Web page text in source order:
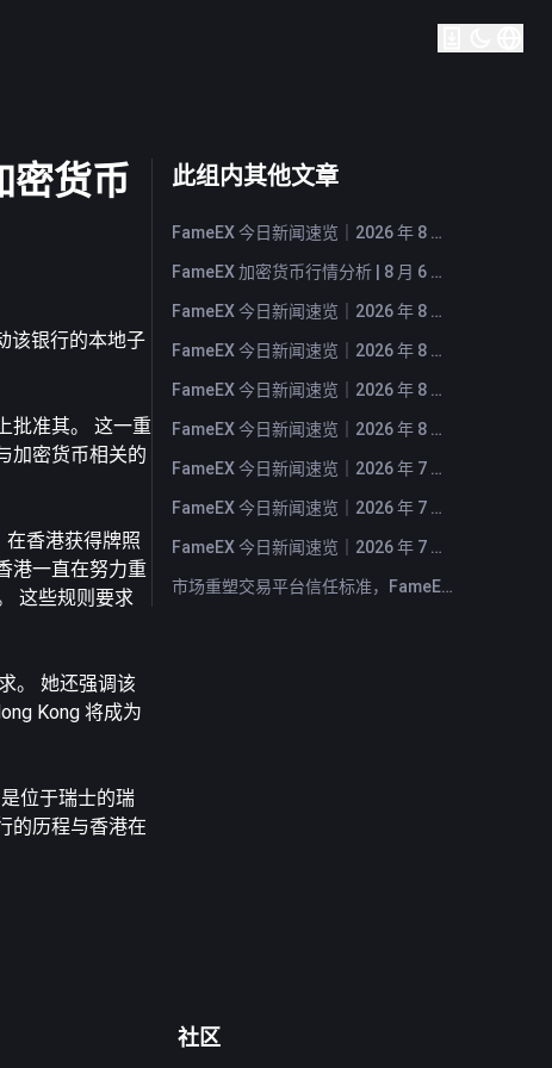
密货币
该银行的本地子
批准其。 这一重
加密货币相关的
香港获得牌照
港一直在努力重
这些规则要求
。 她还强调该
Kong 将成为
位于瑞士的瑞
的历程与香港在
此组内其他文章
FameEX 今日新闻速览｜2026 年 8 月 7 日
FameEX 加密货币行情分析 | 8 月 6 日, 2026
FameEX 今日新闻速览｜2026 年 8 月 6 日
FameEX 今日新闻速览｜2026 年 8 月 5 日
FameEX 今日新闻速览｜2026 年 8 月 4 日
FameEX 今日新闻速览｜2026 年 8 月 3 日
FameEX 今日新闻速览｜2026 年 7 月 31 日
FameEX 今日新闻速览｜2026 年 7 月 30 日
FameEX 今日新闻速览｜2026 年 7 月 29 日
市场重塑交易平台信任标准，FameEX 以八年稳健运营持续服务全球用户
社区